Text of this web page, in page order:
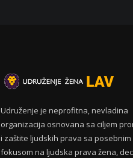
Udruženje je neprofitna, nevladina
organizacija osnovana sa ciljem
i zaštite ljudskih prava sa posebnim
fokusom na ljudska prava žena,